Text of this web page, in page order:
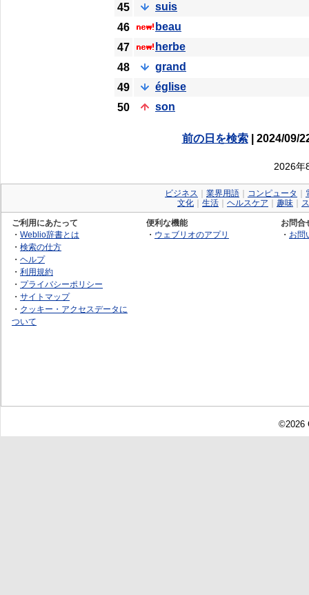
45
suis
46
beau
47
herbe
48
grand
49
église
50
son
前の日を検索| 2024/09/
2026年
ビジネス 業界用語 コンピュータ
文化
生活 ヘルスケア 趣味
ご利用にあたって
・ Weblio辞書とは
・ 検索の仕方
・ ヘルプ
・ 利用規約
・ プライバシーポリシー
・ サイトマップ
・ クッキー・アクセスデータに
ついて
便利な機能
・ ウェブリオのアプリ
お問合
・ お問
©2026